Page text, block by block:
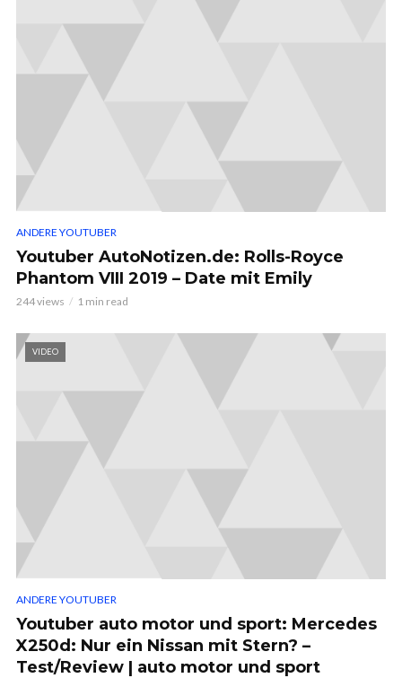
ANDERE YOUTUBER
Youtuber AutoNotizen.de: Rolls-Royce
Phantom VIII 2019 – Date mit Emily
244 views 1 min read
VIDEO
ANDERE YOUTUBER
Youtuber auto motor und sport: Mercedes
X250d: Nur ein Nissan mit Stern? –
Test/Review | auto motor und sport